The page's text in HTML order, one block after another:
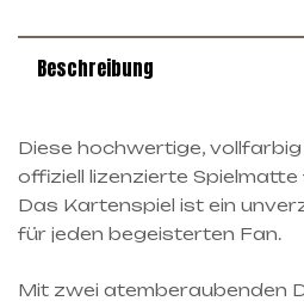
Beschreibung
Diese hochwertige,
offiziell lizenzierte
Das Kartenspiel ist ein
für jeden begeisterten Fan.
Mit zwei atemberaubenden